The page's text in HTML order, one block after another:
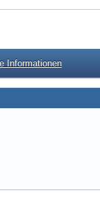
Informationen